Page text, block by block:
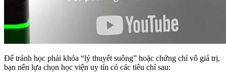
Để tránh học phải khóa “lý thuyết suông” hoặc chứng chỉ vô giá trị,
bạn nên lựa chọn học viện uy tín có các tiêu chí sau: